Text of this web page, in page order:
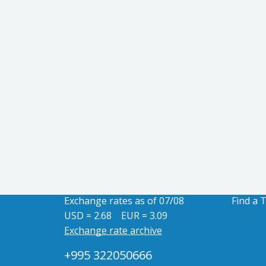
Exchange rates as of 07/08
USD = 2.68
EUR = 3.09
Exchange rate archive
+995 322050666
Find a